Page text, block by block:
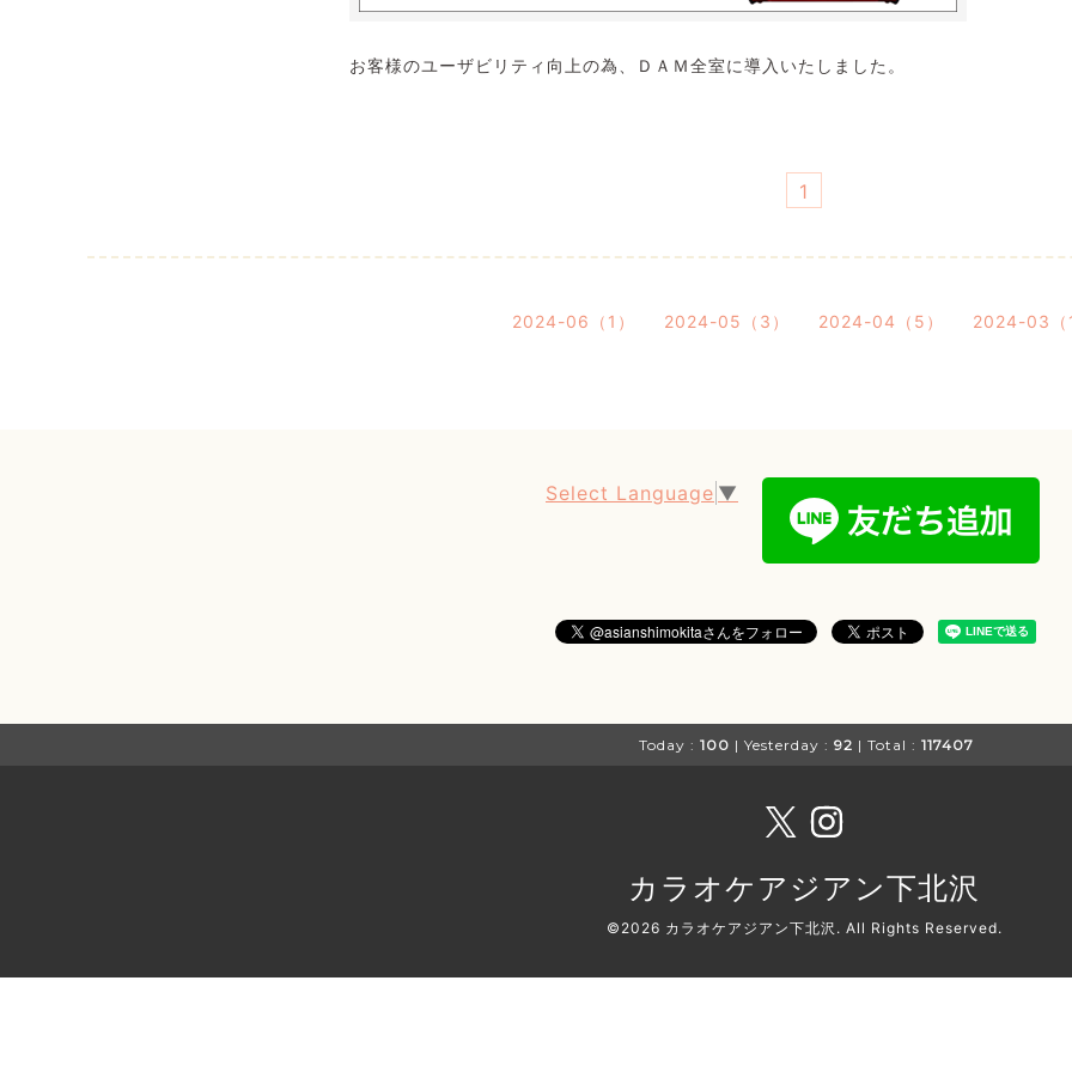
お客様のユーザビリティ向上の為、ＤＡＭ全室に導入いたしました。
1
2024-06（1） 2024-05（3） 2024-04（5） 2024-03（
Select Language ▼
Today : 100 | Yesterday : 92 | Total : 117407
カラオケアジアン下北沢
©2026 カラオケアジアン下北沢 . All Rights Reserved.